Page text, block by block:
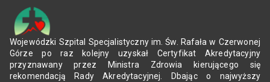
Wojewódzki Szpital Specjalistyczny im. Św. Rafała w Czerwonej
Górze po raz kolejny uzyskał Certyfikat Akredytacyjny
przyznawany przez Ministra Zdrowia kierującego się
rekomendacją Rady Akredytacyjnej. Dbając o najwyższy